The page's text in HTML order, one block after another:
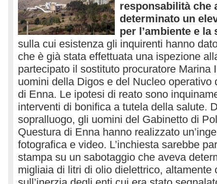
responsabilità che
determinato un
per l’ambiente e la
sulla cui esistenza gli inquirenti hanno
che è già stata effettuata una ispezione
partecipato il sostituto procuratore Marina
uomini della Digos e del Nucleo operativo
di Enna. Le ipotesi di reato sono
interventi di bonifica a tutela della salute.
sopralluogo, gli uomini del Gabinetto di
Questura di Enna hanno realizzato
fotografica e video. L’inchiesta sarebbe
stampa su un sabotaggio che aveva
migliaia di litri di olio dielettrico, altamente